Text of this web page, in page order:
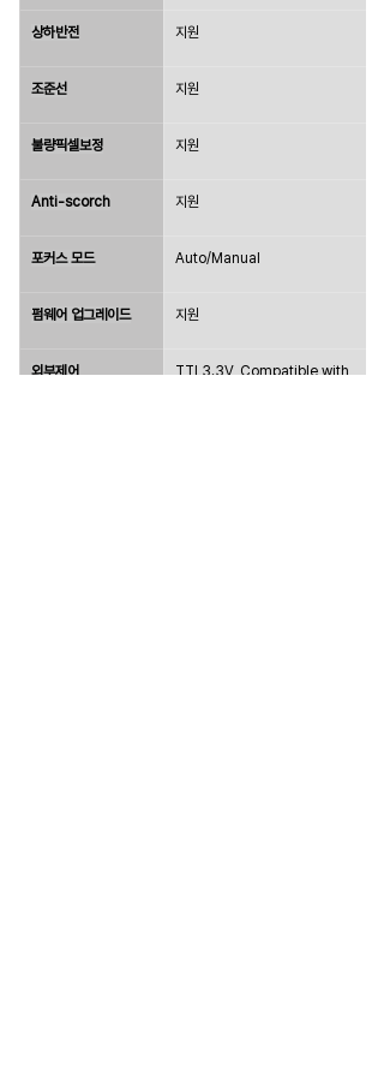
상하반전 지원
조준선 지원
불량픽셀보정 지원
Anti-scorch 지원
포커스 모드 Auto/Manual
펌웨어 업그레이드 지원
외부제어
TTL3.3V, Compatible with